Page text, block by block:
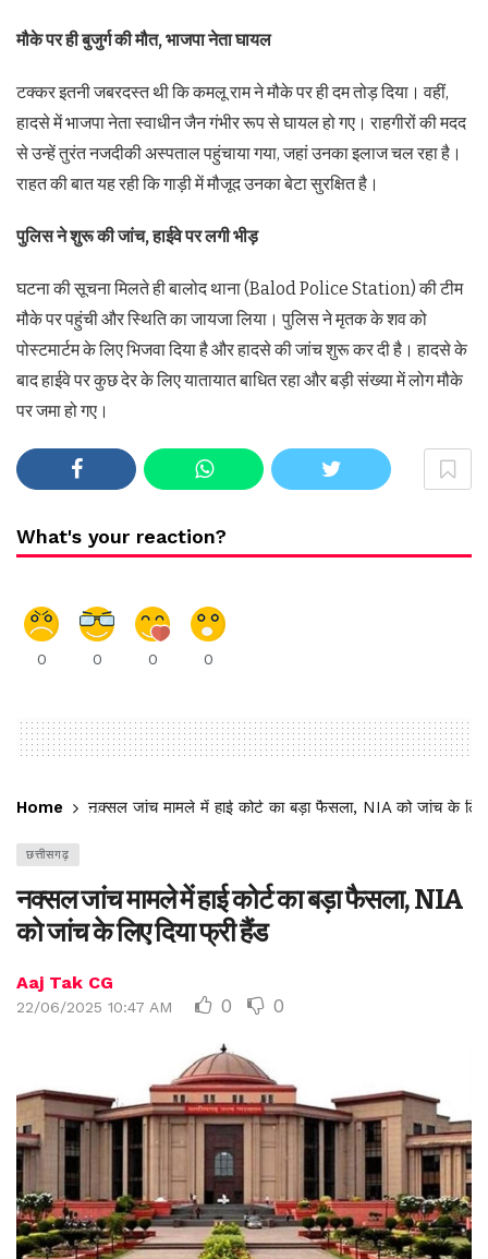
मौके पर ही बुजुर्ग की मौत, भाजपा नेता घायल
टक्कर इतनी जबरदस्त थी कि कमलू राम ने मौके पर ही दम तोड़ दिया। वहीं,
हादसे में भाजपा नेता स्वाधीन जैन गंभीर रूप से घायल हो गए। राहगीरों की मदद
से उन्हें तुरंत नजदीकी अस्पताल पहुंचाया गया, जहां उनका इलाज चल रहा है।
राहत की बात यह रही कि गाड़ी में मौजूद उनका बेटा सुरक्षित है।
पुलिस ने शुरू की जांच, हाईवे पर लगी भीड़
घटना की सूचना मिलते ही बालोद थाना (Balod Police Station) की टीम
मौके पर पहुंची और स्थिति का जायजा लिया। पुलिस ने मृतक के शव को
पोस्टमार्टम के लिए भिजवा दिया है और हादसे की जांच शुरू कर दी है। हादसे के
बाद हाईवे पर कुछ देर के लिए यातायात बाधित रहा और बड़ी संख्या में लोग मौके
पर जमा हो गए।
What's your reaction?
0 0 0 0
Home नक्सल जांच मामले में हाई कोर्ट का बड़ा फैसला, NIA को जांच के लिए
छत्तीसगढ़
नक्सल जांच मामले में हाई कोर्ट का बड़ा फैसला, NIA
को जांच के लिए दिया फ्री हैंड
Aaj Tak CG
22/06/2025 10:47 AM 0 0